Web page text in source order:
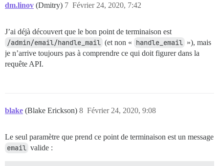
dm.linov (Dmitry) Février 24, 2020, 7:42
7
J’ai déjà découvert que le bon point de terminaison est
/admin/email/handle_mail (et non « handle_email »), mais
je n’arrive toujours pas à comprendre ce qui doit figurer dans la
requête API.
blake (Blake Erickson) Février 24, 2020, 9:08
8
Le seul paramètre que prend ce point de terminaison est un message
email valide :